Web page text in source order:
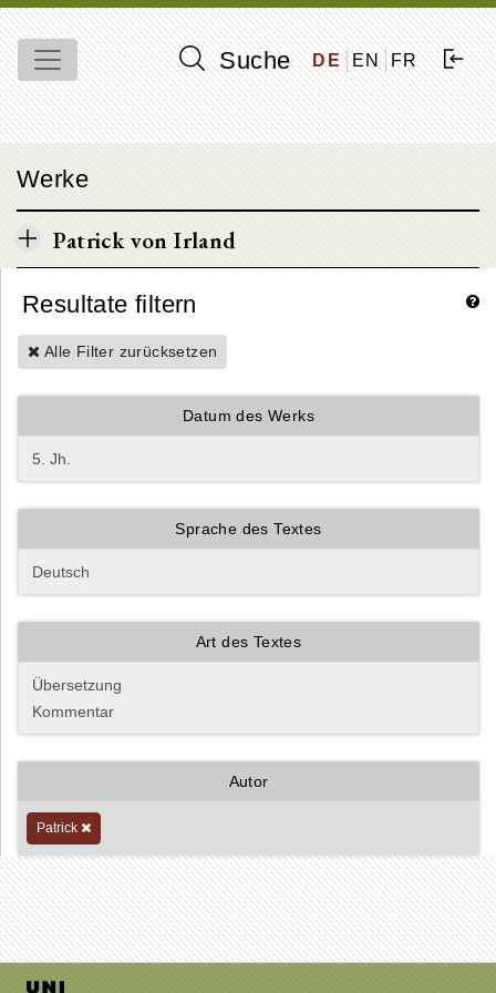
Suche DE EN FR
Werke
Patrick von Irland
Resultate filtern
Alle Filter zurücksetzen
Datum des Werks
Sprache des Textes
Art des Textes
Autor
Patrick